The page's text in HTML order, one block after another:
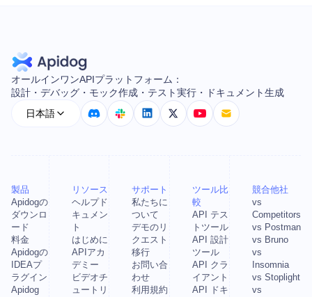
オールインワンAPIプラットフォーム：
設計・デバッグ・モック作成・テスト実行・ドキュメント生成
日本語
製品
Apidogの
ダウンロ
ード
料金
Apidogの
IDEAプ
ラグイン
Apidog
リソース
ヘルプド
キュメン
ト
はじめに
APIアカ
デミー
ビデオチ
ュートリ
サポート
私たちに
ついて
デモのリ
クエスト
移行
お問い合
わせ
利用規約
ツール比
較
API テス
トツール
API 設計
ツール
API クラ
イアント
API ドキ
競合他社
vs
Competitors
vs Postman
vs Bruno
vs
Insomnia
vs Stoplight
vs